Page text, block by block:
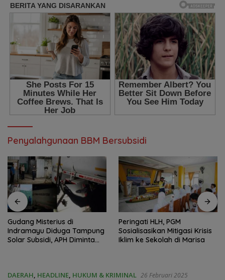
Penyalahgunaan BBM Bersubsidi
Gudang Misterius di
Indramayu Diduga Tampung
Solar Subsidi, APH Diminta
Peringati HLH, PGM
Sosialisasikan Mitigasi Krisis
Iklim ke Sekolah di Marisa
DAERAH HEADLINE HUKUM & KRIMINAL 26 Februari 2025